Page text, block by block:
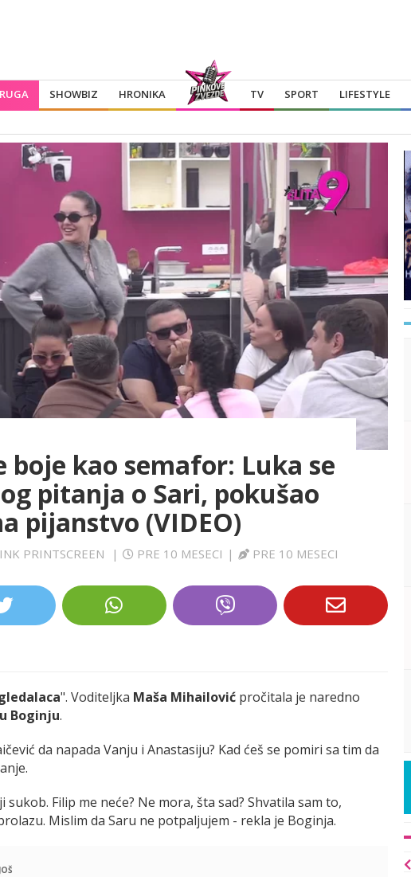
SHOWBIZ HRONIKA TV SPORT LIFESTYLE
boje kao semafor: Luka se
pitanja o Sari, pokušao
pijanstvo (VIDEO)
PRINTSCREEN | PRE 10 MESECI | PRE 10 MESECI
". Voditeljka Maša Mihailović pročitala je naredno
Boginju.
da napada Vanju i Anastasiju? Kad ćeš se pomiri sa tim da
sukob. Filip me neće? Ne mora, šta sad? Shvatila sam to,
Mislim da Saru ne potpaljujem - rekla je Boginja.